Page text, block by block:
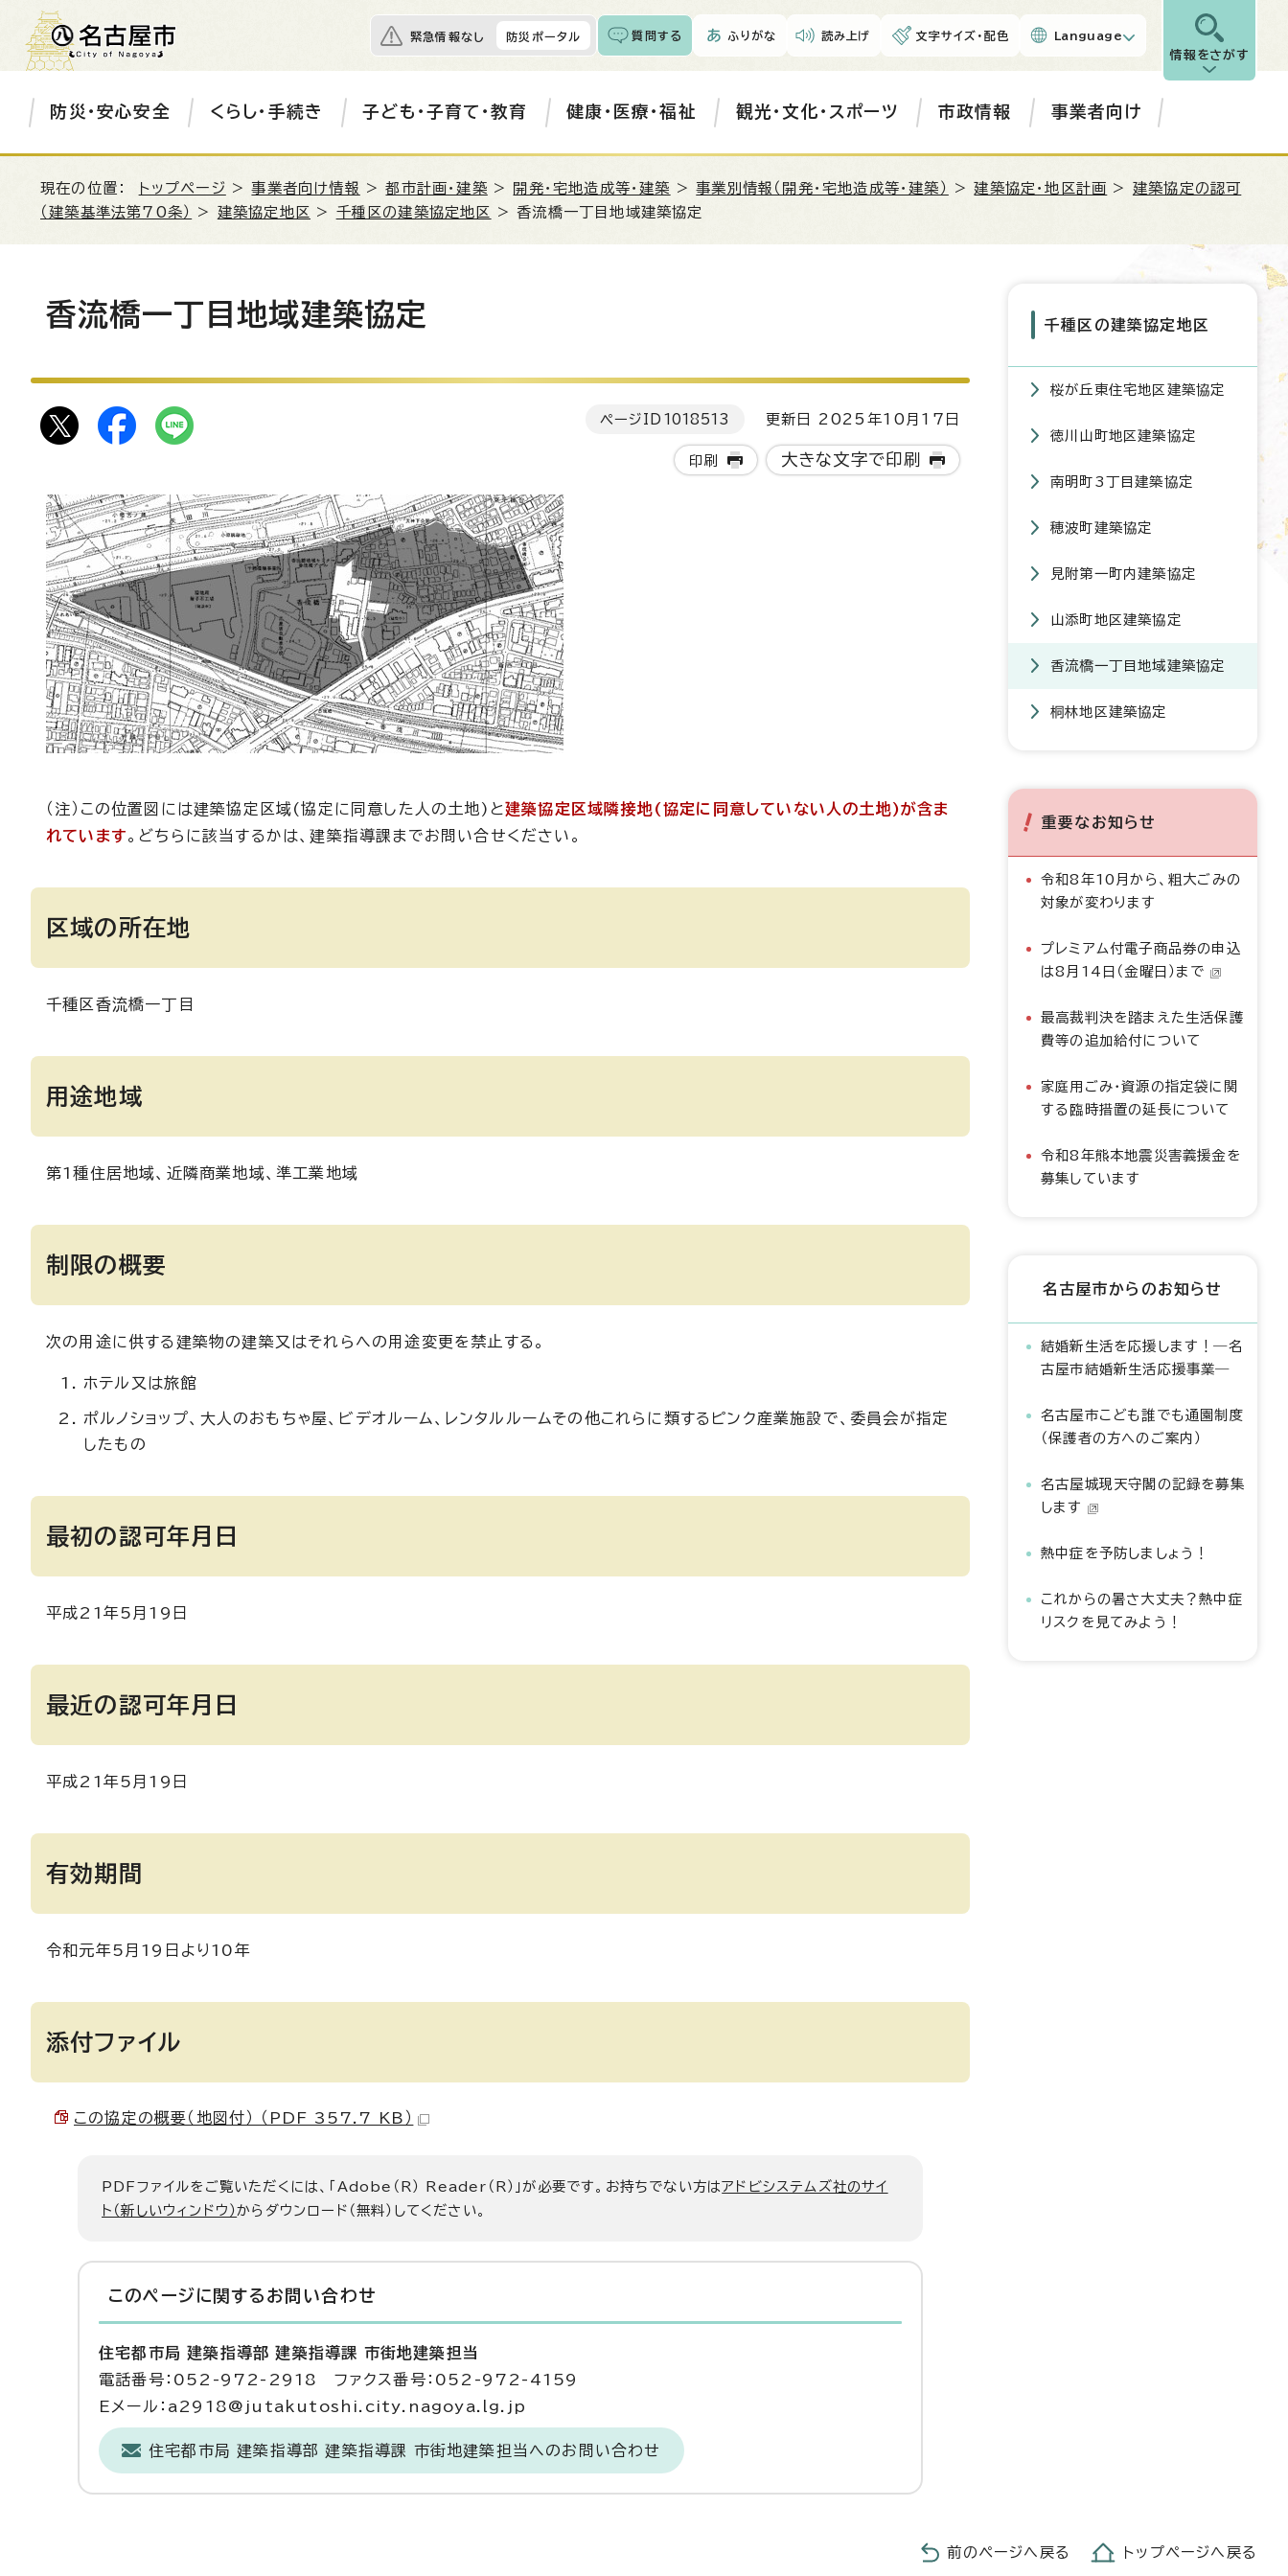
緊急情報なし 防災ポータル 質問する ふりがな 読み上げ 文字サイズ・配色 Language
情報をさがす
防災・安心安全 くらし・手続き 子ども・子育て・教育 健康・医療・福祉 観光・文化・スポーツ 市政情報 事業者向け
現在の位置： トップページ >事業者向け情報 >都市計画・建築 > 開発・宅地造成等・建築 >事業別情報（開発・宅地造成等・建築） >建築協定・地区計画 > 建築協定の認可
（建築基準法第70条）
> 建築協定地区 > 千種区の建築協定地区 > 香流橋一丁目地域建築協定
香流橋一丁目地域建築協定
ページID 1018513 更新日 2025年10月17日
印刷 大きな文字で印刷
（注）この位置図には建築協定区域(協定に同意した人の土地)と建築協定区域隣接地(協定に同意していない人の土地)が含ま
れています。どちらに該当するかは、建築指導課までお問い合せください。
区域の所在地
千種区香流橋一丁目
用途地域
第1種住居地域、近隣商業地域、準工業地域
制限の概要
次の用途に供する建築物の建築又はそれらへの用途変更を禁止する。
ホテル又は旅館
ポルノショップ、大人のおもちゃ屋、ビデオルーム、レンタルルームその他これらに類するピンク産業施設で、委員会が指定
したもの
最初の認可年月日
平成21年5月19日
最近の認可年月日
平成21年5月19日
有効期間
令和元年5月19日より10年
添付ファイル
この協定の概要（地図付） （PDF 357.7 KB）
PDFファイルをご覧いただくには、「Adobe（R） Reader（R）」が必要です。お持ちでない方はアドビシステムズ社のサイ
ト（新しいウィンドウ）からダウンロード（無料）してください。
このページに関する お問い合わせ
住宅都市局 建築指導部 建築指導課 市街地建築担当
電話番号：052-972-2918 ファクス番号：052-972-4159
Eメール：a2918@jutakutoshi.city.nagoya.lg.jp
住宅都市局 建築指導部 建築指導課 市街地建築担当へのお問い合わせ
千種区の建築協定地区
桜が丘東住宅地区建築協定
徳川山町地区建築協定
南明町3丁目建築協定
穂波町建築協定
見附第一町内建築協定
山添町地区建築協定
香流橋一丁目地域建築協定
桐林地区建築協定
重要なお知らせ
令和8年10月から、粗大ごみの
対象が変わります
プレミアム付電子商品券の申込
は8月14日（金曜日）まで
最高裁判決を踏まえた生活保護
費等の追加給付について
家庭用ごみ・資源の指定袋に関
する臨時措置の延長について
令和8年熊本地震災害義援金を
募集しています
名古屋市からのお知らせ
結婚新生活を応援します！―名
古屋市結婚新生活応援事業―
名古屋市こども誰でも通園制度
（保護者の方へのご案内）
名古屋城現天守閣の記録を募集
します
熱中症を予防しましょう！
これからの暑さ大丈夫？熱中症
リスクを見てみよう！
前のページへ戻る トップページへ戻る